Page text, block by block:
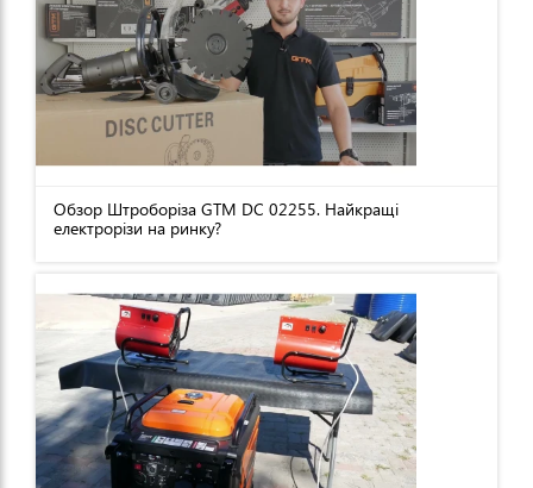
Обзор Штроборіза GTM DC 02255. Найкращі
електрорізи на ринку?